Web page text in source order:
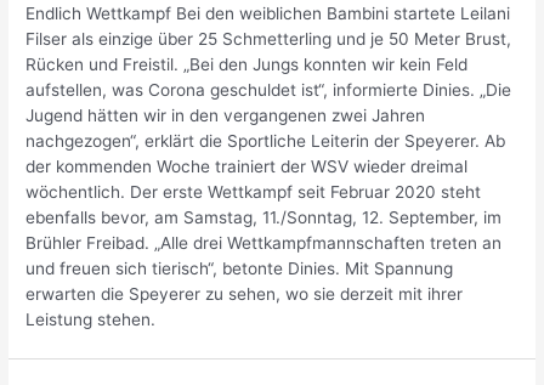
Endlich Wettkampf Bei den weiblichen Bambini startete Leilani
Filser als einzige über 25 Schmetterling und je 50 Meter Brust,
Rücken und Freistil. „Bei den Jungs konnten wir kein Feld
aufstellen, was Corona geschuldet ist“, informierte Dinies. „Die
Jugend hätten wir in den vergangenen zwei Jahren
nachgezogen“, erklärt die Sportliche Leiterin der Speyerer. Ab
der kommenden Woche trainiert der WSV wieder dreimal
wöchentlich. Der erste Wettkampf seit Februar 2020 steht
ebenfalls bevor, am Samstag, 11./Sonntag, 12. September, im
Brühler Freibad. „Alle drei Wettkampfmannschaften treten an
und freuen sich tierisch“, betonte Dinies. Mit Spannung
erwarten die Speyerer zu sehen, wo sie derzeit mit ihrer
Leistung stehen.